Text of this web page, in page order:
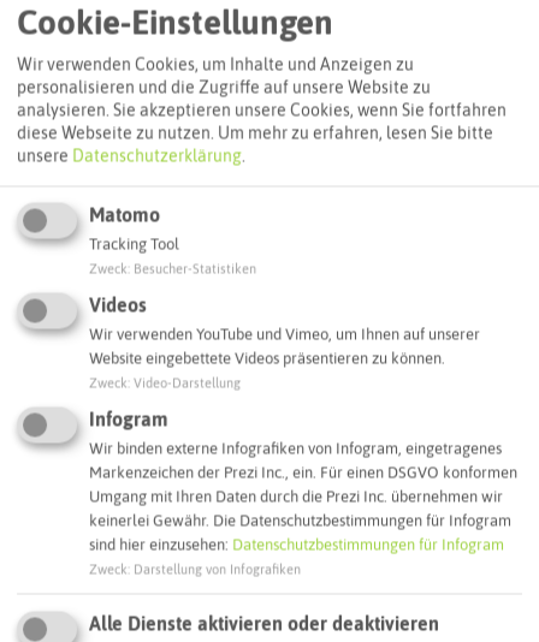
Routenplanung zum Ziel:
ÖPNV-Route finden
Autoroute finden
ATTRAKTIONEN IN DER UMGEBUNG
Was ihr hier noch erleben könnt
RECKLINGHAUSEN
Cookie-Einstellungen
Wir verwenden Cookies, um Inhalte und Anzeigen zu
personalisieren und die Zugriffe auf unsere Website zu
analysieren. Sie akzeptieren unsere Cookies, wenn Sie fortfahren
diese Webseite zu nutzen. Um mehr zu erfahren, lesen Sie bitte
unsere Datenschutzerklärung.
Matomo
Tracking Tool
Zweck Besucher-Statistiken
Videos
Wir verwenden YouTube und Vimeo, um Ihnen auf unserer
Website eingebettete Videos präsentieren zu können.
Zweck Video-Darstellung
Infogram
Wir binden externe Infografiken von Infogram, eingetragenes
Markenzeichen der Prezi Inc., ein. Für einen DSGVO konformen
Umgang mit Ihren Daten durch die Prezi Inc. übernehmen wir
keinerlei Gewähr. Die Datenschutzbestimmungen für Infogram
sind hier einzusehen: Datenschutzbestimmungen für Infogram
Zweck Darstellung von Infografiken
Alle Dienste aktivieren oder deaktivieren